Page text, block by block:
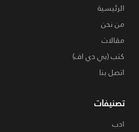
الرئيسية
من نحن
مقالات
كتب (بي دي اف)
اتصل بنا
تصنيفات
ادب